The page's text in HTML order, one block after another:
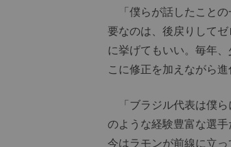
「僕らが話したことの
要なのは、後戻りして
に挙げてもいい。毎年
こに修正を加えながら
「ブラジル代表は僕ら
のような経験豊富な選
今はラモンが前線に立